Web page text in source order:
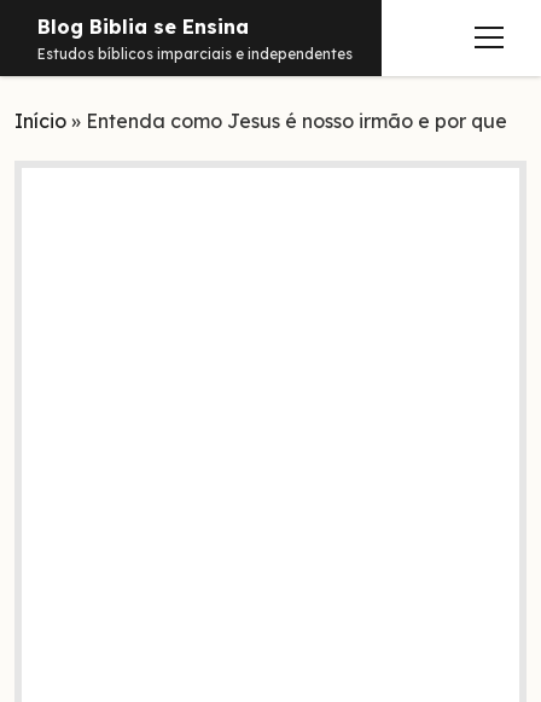
Blog Biblia se Ensina
Estudos bíblicos imparciais e independentes
abrir
Estudos
Notificações
Início » Entenda como Jesus é nosso irmão e por que